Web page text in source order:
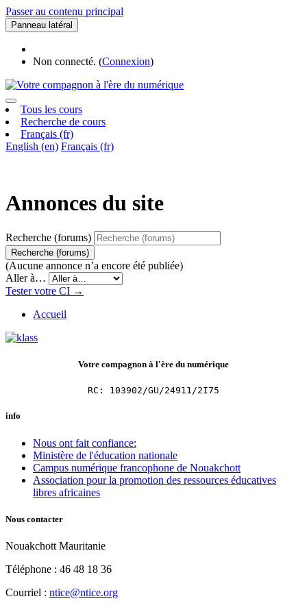
Passer au contenu principal
Panneau latéral
Non connecté. (Connexion)
Tous les cours
Recherche de cours
Français ‎(fr)‎
English ‎(en)‎ Français ‎(fr)‎
Annonces du site
Recherche (forums)
Recherche (forums)
(Aucune annonce n’a encore été publiée)
Aller à…
Tester votre CI →
Accueil
Votre compagnon à l'ère du numérique
RC: 103902/GU/24911/2I75
info
Nous ont fait confiance:
Ministère de l'éducation nationale
Campus numérique francophone de Nouakchott
Association pour la promotion des ressources éducatives
libres africaines
Nous contacter
Nouakchott Mauritanie
Téléphone : 46 48 18 36
Courriel : ntice@ntice.org